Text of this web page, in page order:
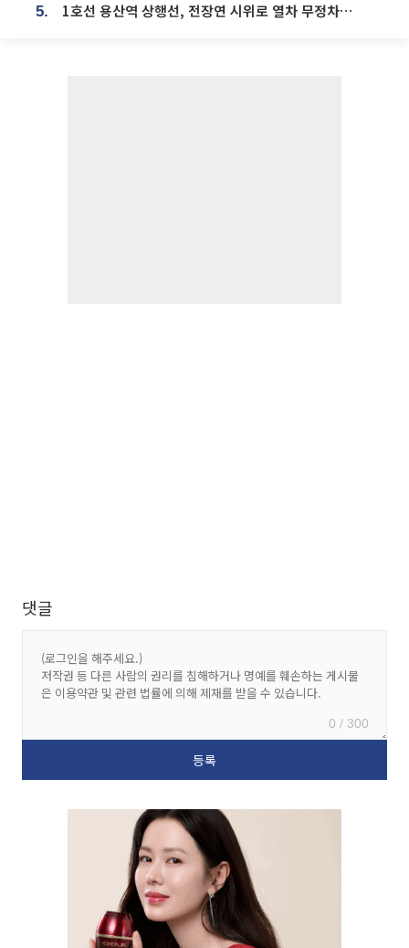
5. 1호선 용산역 상행선, 전장연 시위로 열차 무정차 운행
댓글
0 / 300